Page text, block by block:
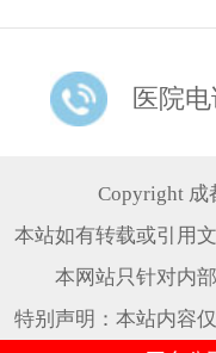
线！
医院电
Copyright 成
本站如有转载或引用
本网站只针对内
特别声明：本站内容